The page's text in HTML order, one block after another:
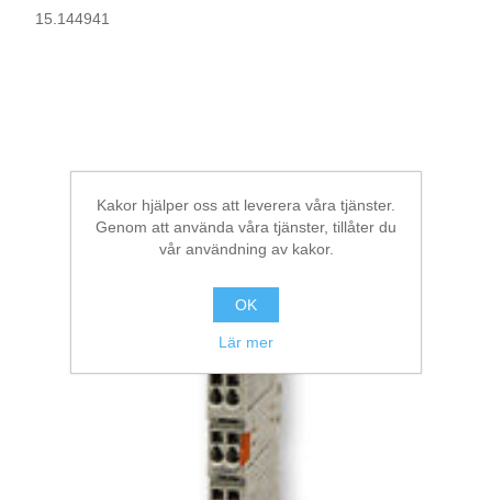
15.144941
Kakor hjälper oss att leverera våra tjänster.
Genom att använda våra tjänster, tillåter du
vår användning av kakor.
OK
Lär mer